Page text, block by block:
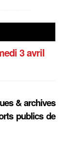
3 avril
& archives
publics de